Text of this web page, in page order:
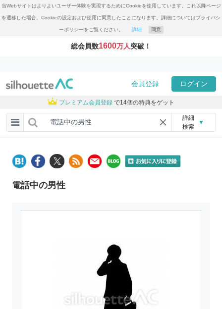
当Webサイトはよりよいユーザー体験を実現するためにCookieを使用しています。これ以降ページ
を遷移した場合、Cookieの設定および使用に同意したことになります。詳細についてはプライバシ
ーポリシーをご覧ください。 詳細 同意
総会員数1600万人突破！
会員登録 ログイン
プレミアム会員登録 で14個の特典をゲット
詳細
検索
▼
電話中の男性